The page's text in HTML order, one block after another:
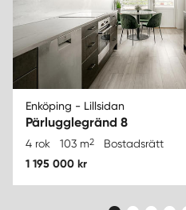
Enköping - Lillsidan
Pärlugglegränd 8
4 rok 103 m2 Bostadsrätt
1 195 000 kr